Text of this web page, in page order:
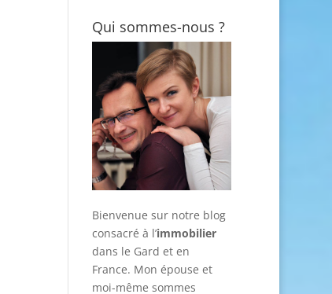
Qui sommes-nous ?
Bienvenue sur notre blog
consacré à l’immobilier
dans le Gard et en
France. Mon épouse et
moi-même sommes